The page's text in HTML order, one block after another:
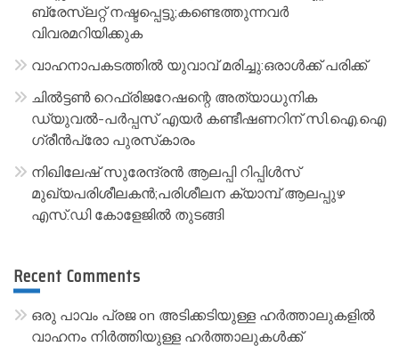
:
ബ്രേസ്‌ലറ്റ് നഷ്ടപ്പെട്ടു;കണ്ടെത്തുന്നവർ
വിവരമറിയിക്കുക
വാഹനാപകടത്തിൽ യുവാവ് മരിച്ചു:ഒരാൾക്ക് പരിക്ക്
ചിൽട്ടൺ റെഫ്രിജറേഷന്റെ അത്യാധുനിക
ഡ്യുവൽ-പർപ്പസ് എയർ കണ്ടീഷണറിന് സി.ഐ.ഐ
ഗ്രീൻപ്രോ പുരസ്‌കാരം
നിഖിലേഷ് സുരേന്ദ്രൻ ആലപ്പി റിപ്പിൾസ്
മുഖ്യപരിശീലകൻ;പരിശീലന ക്യാമ്പ് ആലപ്പുഴ
എസ്.ഡി കോളേജിൽ തുടങ്ങി
Recent Comments
ഒരു പാവം പ്രജon അടിക്കടിയുള്ള ഹർത്താലുകളിൽ
വാഹനം നിർത്തിയുള്ള ഹർത്താലുകൾക്ക്